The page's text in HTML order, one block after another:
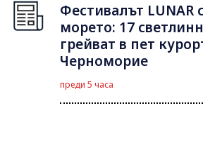
Фестивалът LUNAR
морето: 17
грейват в пет
Черноморие
преди 5 часа